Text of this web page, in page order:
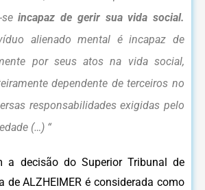
seincapaz de gerir sua vida social.
alienado mental é incapaz de
por seus atos na vida social,
dependente de terceiros no
responsabilidades exigidas pelo
(…) “
a decisão do Superior Tribunal de
de ALZHEIMER é considerada como